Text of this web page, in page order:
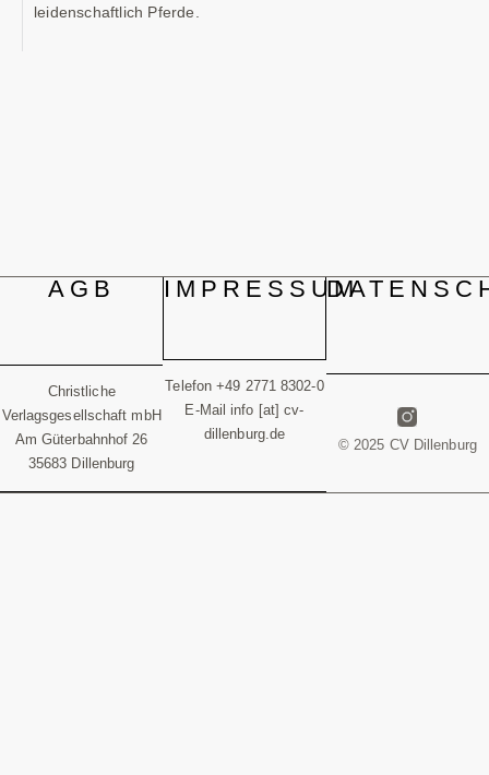
leidenschaftlich Pferde.
AGB
Christliche
Verlagsgesellschaft mbH
Am Güterbahnhof 26
35683 Dillenburg
IMPRESSUM
Telefon +49 2771 8302-0
E-Mail info [at] cv-
dillenburg.de
© 2025 CV Dillenburg